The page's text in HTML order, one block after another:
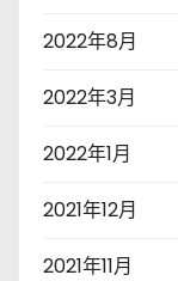
2022年8月
2022年3月
2022年1月
2021年12月
2021年11月